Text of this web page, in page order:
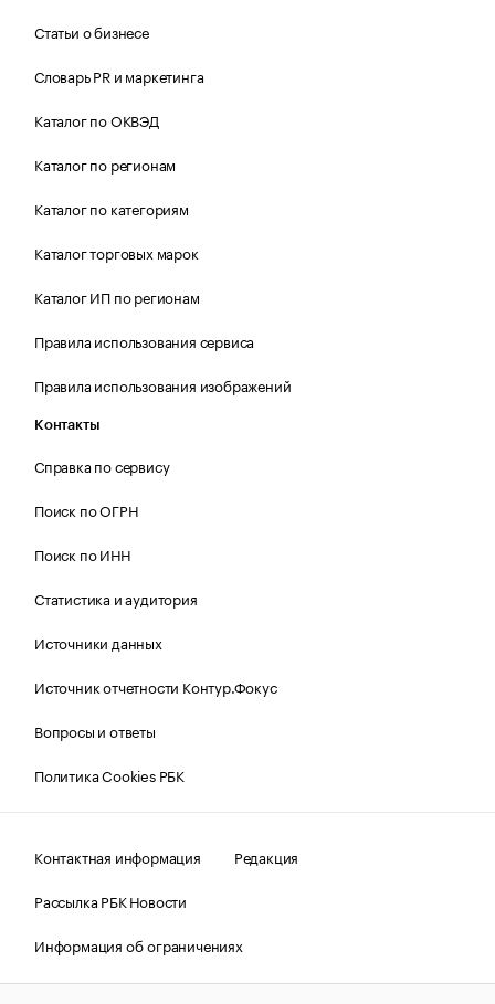
Статьи о бизнесе
Словарь PR и маркетинга
Каталог по ОКВЭД
Каталог по регионам
Каталог по категориям
Каталог торговых марок
Каталог ИП по регионам
Правила использования сервиса
Правила использования изображений
Контакты
Справка по сервису
Поиск по ОГРН
Поиск по ИНН
Статистика и аудитория
Источники данных
Источник отчетности Контур.Фокус
Вопросы и ответы
Политика Cookies РБК
Контактная информация
Редакция
Рассылка РБК Новости
Информация об ограничениях
Правовая информация
О соблюдении авторских прав